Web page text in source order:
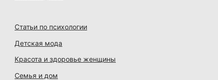
Статьи по психологии
Детская мода
Красота и здоровье женщины
Семья и дом